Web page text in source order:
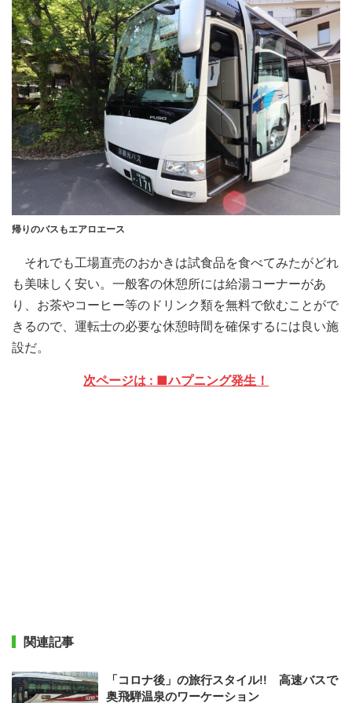
帰りのバスもエアロエース
それでも工場直売のおかきは試食品を食べてみたがどれ
も美味しく安い。一般客の休憩所には給湯コーナーがあ
り、お茶やコーヒー等のドリンク類を無料で飲むことがで
きるので、運転士の必要な休憩時間を確保するには良い施
設だ。
次ページは : ■ハプニング発生！
関連記事
「コロナ後」の旅行スタイル!! 高速バスで
奥飛騨温泉のワーケーション